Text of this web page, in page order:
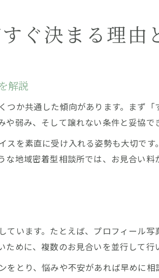
ぐ決まる理由
解説
か共通した傾向があります。まず
弱み、そして譲れない条件と妥協で
スを素直に受け入れる姿勢も大切で
な地域密着型相談所では、お見合い
います。たとえば、プロフィール
めに、複数のお見合いを並行して
とり、悩みや不安があれば早めに